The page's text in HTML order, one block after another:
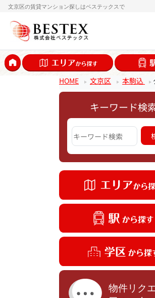
文京区の賃貸マンション探しはベステックスで
HOME 文京区 本駒込
キーワード検